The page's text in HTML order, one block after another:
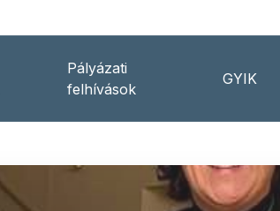
Pályázati
felhívások
GYIK